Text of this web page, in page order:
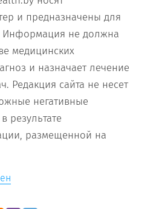
и предназначены для
Информация не должна
медицинских
и назначает лечение
Редакция сайта не несет
негативные
результате
размещенной на